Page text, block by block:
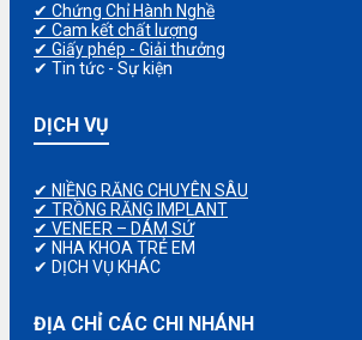
✔ Chứng Chỉ Hành Nghề
✔ Cam kết chất lượng
✔ Giấy phép - Giải thưởng
✔ Tin tức - Sự kiện
DỊCH VỤ
✔ NIỀNG RĂNG CHUYÊN SÂU
✔ TRỒNG RĂNG IMPLANT
✔ VENEER – DÁM SỨ
✔ NHA KHOA TRẺ EM
✔ DỊCH VỤ KHÁC
ĐỊA CHỈ CÁC CHI NHÁNH